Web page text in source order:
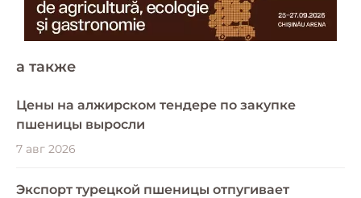
a также
Цены на алжирском тендере по закупке
пшеницы выросли
7 авг 2026
Экспорт турецкой пшеницы отпугивает